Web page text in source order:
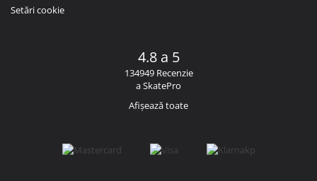
Setări cookie
4.8 a 5
134949 Recenzie
a SkatePro
Afișează toate